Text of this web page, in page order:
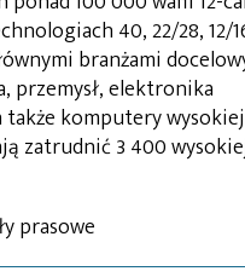
40, 22/28, 12/
branżami
przemysł, elektronika
także komputery
zatrudnić 3 400
prasowe